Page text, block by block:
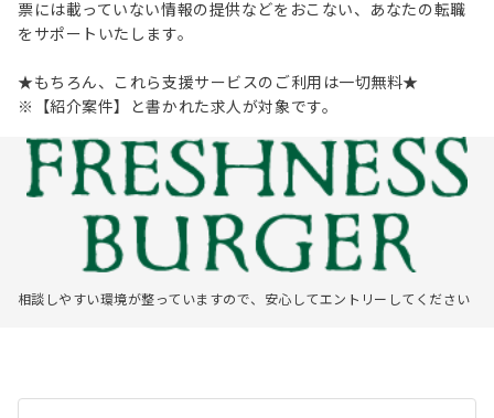
票には載っていない情報の提供などをおこない、あなたの転職
をサポートいたします。
★もちろん、これら支援サービスのご利用は一切無料★
※【紹介案件】と書かれた求人が対象です。
相談しやすい環境が整っていますので、安心してエントリーしてください